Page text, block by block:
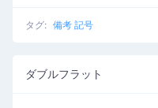
タグ: 備考 記号
ダブルフラット